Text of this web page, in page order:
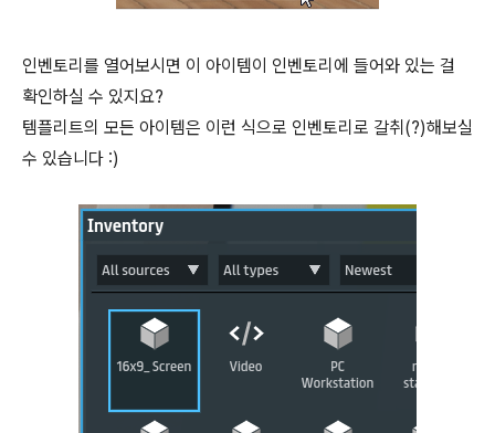
인벤토리를 열어보시면 이 아이템이 인벤토리에 들어와 있는 걸
확인하실 수 있지요?
템플리트의 모든 아이템은 이런 식으로 인벤토리로 갈취(?)해보실
수 있습니다 :)